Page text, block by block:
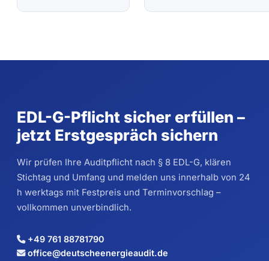
EDL-G-Pflicht sicher erfüllen –
jetzt Erstgespräch sichern
Wir prüfen Ihre Auditpflicht nach § 8 EDL-G, klären
Stichtag und Umfang und melden uns innerhalb von 24
h werktags mit Festpreis und Terminvorschlag –
vollkommen unverbindlich.
+49 761 88781790
office@deutscheenergieaudit.de